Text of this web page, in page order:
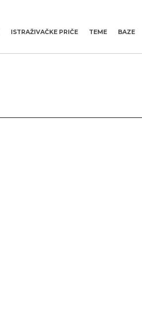
ISTRAŽIVAČKE PRIČE TEME BAZE